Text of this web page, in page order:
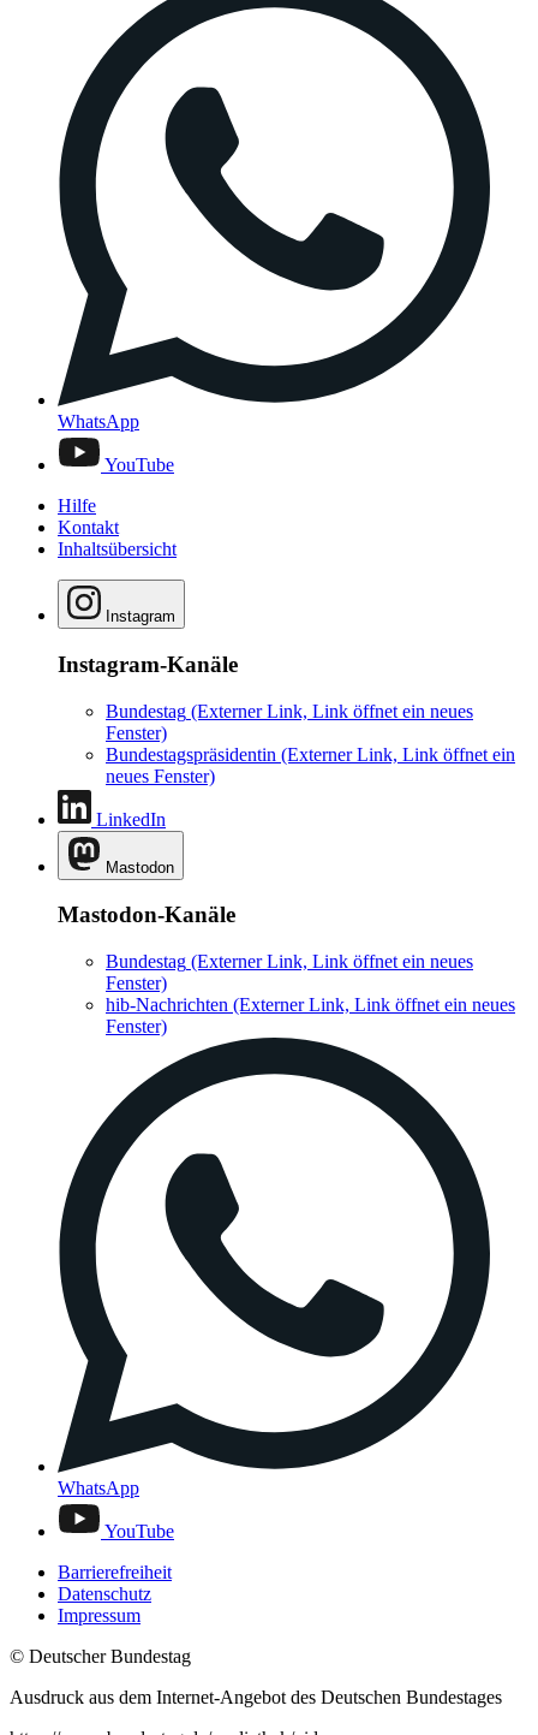
WhatsApp
YouTube
Hilfe
Kontakt
Inhaltsübersicht
Instagram
Instagram-Kanäle
Bundestag (Externer Link, Link öffnet ein neues
Fenster)
Bundestagspräsidentin (Externer Link, Link öffnet ein
neues Fenster)
LinkedIn
Mastodon
Mastodon-Kanäle
Bundestag (Externer Link, Link öffnet ein neues
Fenster)
hib-Nachrichten (Externer Link, Link öffnet ein neues
Fenster)
WhatsApp
YouTube
Barrierefreiheit
Datenschutz
Impressum
© Deutscher Bundestag
Ausdruck aus dem Internet-Angebot des Deutschen Bundestages